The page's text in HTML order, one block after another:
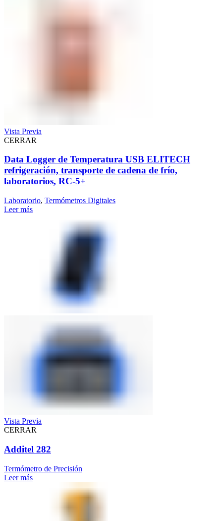
Vista Previa
CERRAR
Data Logger de Temperatura USB ELITECH
refrigeración, transporte de cadena de frío,
laboratorios, RC-5+
Laboratorio, Termómetros Digitales
Leer más
Vista Previa
CERRAR
Additel 282
Termómetro de Precisión
Leer más